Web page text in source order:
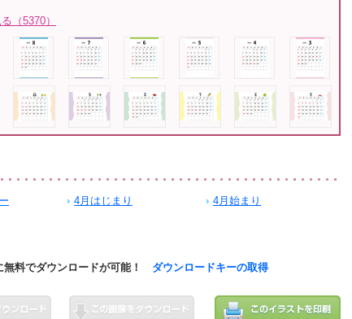
（5370）
4月はじまり
4月始まり
料でダウンロードが可能！ ダウンロードキーの取得